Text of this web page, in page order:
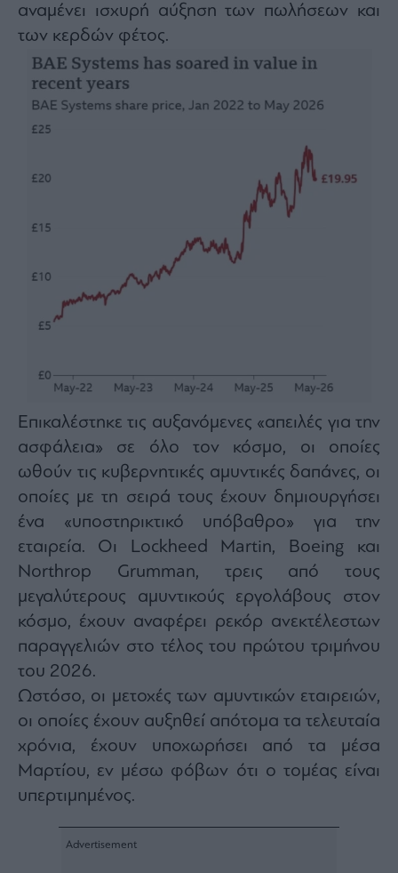
αναμένει ισχυρή αύξηση των πωλήσεων και
των κερδών φέτος.
Επικαλέστηκε τις αυξανόμενες «απειλές για την
ασφάλεια» σε όλο τον κόσμο, οι οποίες
ωθούν τις κυβερνητικές αμυντικές δαπάνες, οι
οποίες με τη σειρά τους έχουν δημιουργήσει
ένα «υποστηρικτικό υπόβαθρο» για την
εταιρεία. Οι Lockheed Martin, Boeing και
Northrop Grumman, τρεις από τους
μεγαλύτερους αμυντικούς εργολάβους στον
κόσμο, έχουν αναφέρει ρεκόρ ανεκτέλεστων
παραγγελιών στο τέλος του πρώτου τριμήνου
του 2026.
Ωστόσο, οι μετοχές των αμυντικών εταιρειών,
οι οποίες έχουν αυξηθεί απότομα τα τελευταία
χρόνια, έχουν υποχωρήσει από τα μέσα
Μαρτίου, εν μέσω φόβων ότι ο τομέας είναι
υπερτιμημένος.